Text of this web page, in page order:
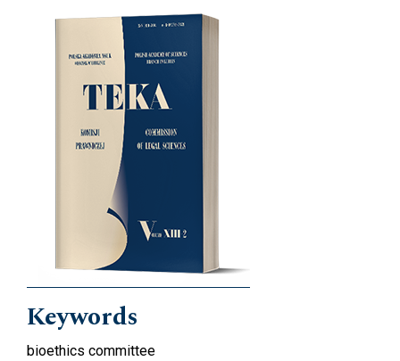
Cover image
Keywords
bioethics committee